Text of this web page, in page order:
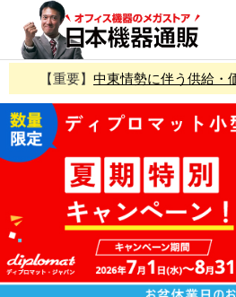
【重要】 中東情勢に伴う供給・